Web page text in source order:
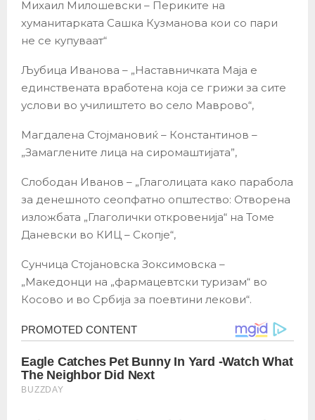
Михаил Милошевски – Периките на
хуманитарката Сашка Кузманова кои со пари
не се купуваат“
Љубица Иванова – „Наставничката Маја е
единствената вработена која се грижи за сите
услови во училиштето во село Маврово“,
Магдалена Стојмановиќ – Константинов –
„Замаглените лица на сиромаштијата”,
Слободан Иванов – „Глаголицата како парабола
за денешното сеопфатно општество: Отворена
изложбата „Глаголички откровенија“ на Томе
Даневски во КИЦ – Скопје“,
Сунчица Стојановска Зоксимовска –
„Македонци на „фармацевтски туризам“ во
Косово и во Србија за поевтини лекови“.